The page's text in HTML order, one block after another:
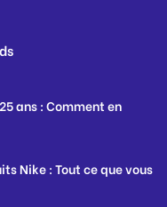
ans : Comment en
Nike : Tout ce que vous